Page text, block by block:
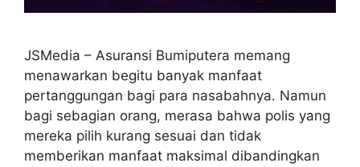
JSMedia – Asuransi Bumiputera memang
menawarkan begitu banyak manfaat
pertanggungan bagi para nasabahnya. Namun
bagi sebagian orang, merasa bahwa polis yang
mereka pilih kurang sesuai dan tidak
memberikan manfaat maksimal dibandingkan